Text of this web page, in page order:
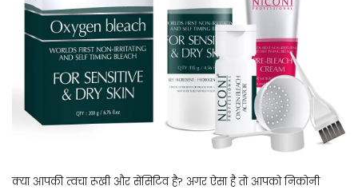
क्या आपकी त्वचा रूखी और सेंसिटिव है? अगर ऐसा है तो आपको निकोनी